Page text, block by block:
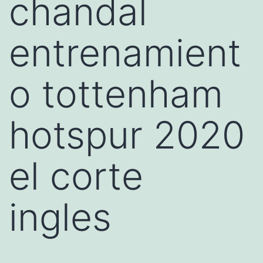
chandal
entrenamient
o tottenham
hotspur 2020
el corte
ingles